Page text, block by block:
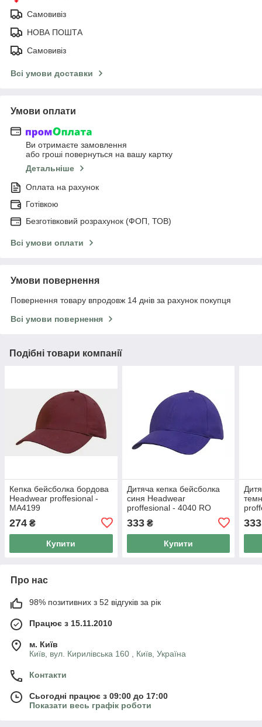
Самовивіз
НОВА ПОШТА
Самовивіз
Всі умови доставки
Умови оплати
Ви отримаєте замовлення
або гроші повернуться на вашу картку
Детальніше
Оплата на рахунок
Готівкою
Безготівковий розрахунок (ФОП, ТОВ)
Всі умови оплати
Умови повернення
Повернення товару впродовж 14 днів за рахунок покупця
Всі умови повернення
Подібні товари компанії
Кепка бейсболка бордова
Headwear proffesional -
МА4199
274 ₴
Купити
Дитяча кепка бейсболка
синя Headwear
proffesional - 4040 RO
333₴
Купити
333
Про нас
98% позитивних з 52 відгуків за рік
Працює з 15.11.2010
м. Київ
Київ, вул. Кирилівська 160 , Київ, Україна
Контакти
Сьогодні працює з 09:00 до 17:00
Показати весь графік роботи